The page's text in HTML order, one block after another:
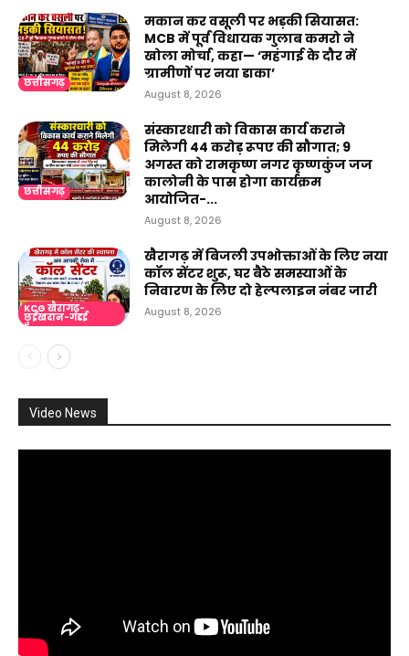
छत्तीसगढ़
मकान कर वसूली पर भड़की सियासत:
MCB में पूर्व विधायक गुलाब कमरो ने
खोला मोर्चा, कहा— ‘महंगाई के दौर में
ग्रामीणों पर नया डाका’
August 8, 2026
छत्तीसगढ़
संस्कारधारी को विकास कार्य कराने
मिलेगी 44 करोड़ रूपए की सौगात; 9
अगस्त को रामकृष्ण नगर कृष्णकुंज जज
कालोनी के पास होगा कार्यक्रम
आयोजित-...
August 8, 2026
KCG खैरागढ़-
छुईखदान-गंडई
खैरागढ़ में बिजली उपभोक्ताओं के लिए नया
कॉल सेंटर शुरू, घर बैठे समस्याओं के
निवारण के लिए दो हेल्पलाइन नंबर जारी
August 8, 2026
Video News